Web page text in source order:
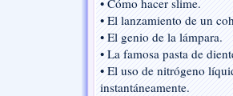
• El lanzamiento de un
• El genio de la lámpara.
• La famosa pasta de
• El uso de nitrógeno
instantáneamente.